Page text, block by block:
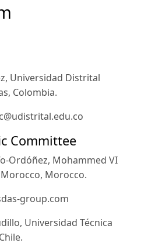
Universidad Distrital
Colombia.
Committee
Ordóñez, Mohammed VI
Morocco.
group.com
Universidad Técnica